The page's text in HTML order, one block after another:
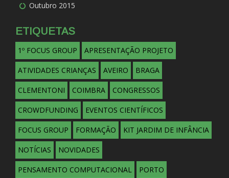
Outubro 2015
ETIQUETAS
1º FOCUS GROUP APRESENTAÇÃO PROJETO
ATIVIDADES CRIANÇAS AVEIRO BRAGA
CLEMENTONI COIMBRA CONGRESSOS
CROWDFUNDING EVENTOS CIENTÍFICOS
FOCUS GROUP FORMAÇÃO KIT JARDIM DE INFÂNCIA
NOTÍCIAS NOVIDADES
PENSAMENTO COMPUTACIONAL PORTO